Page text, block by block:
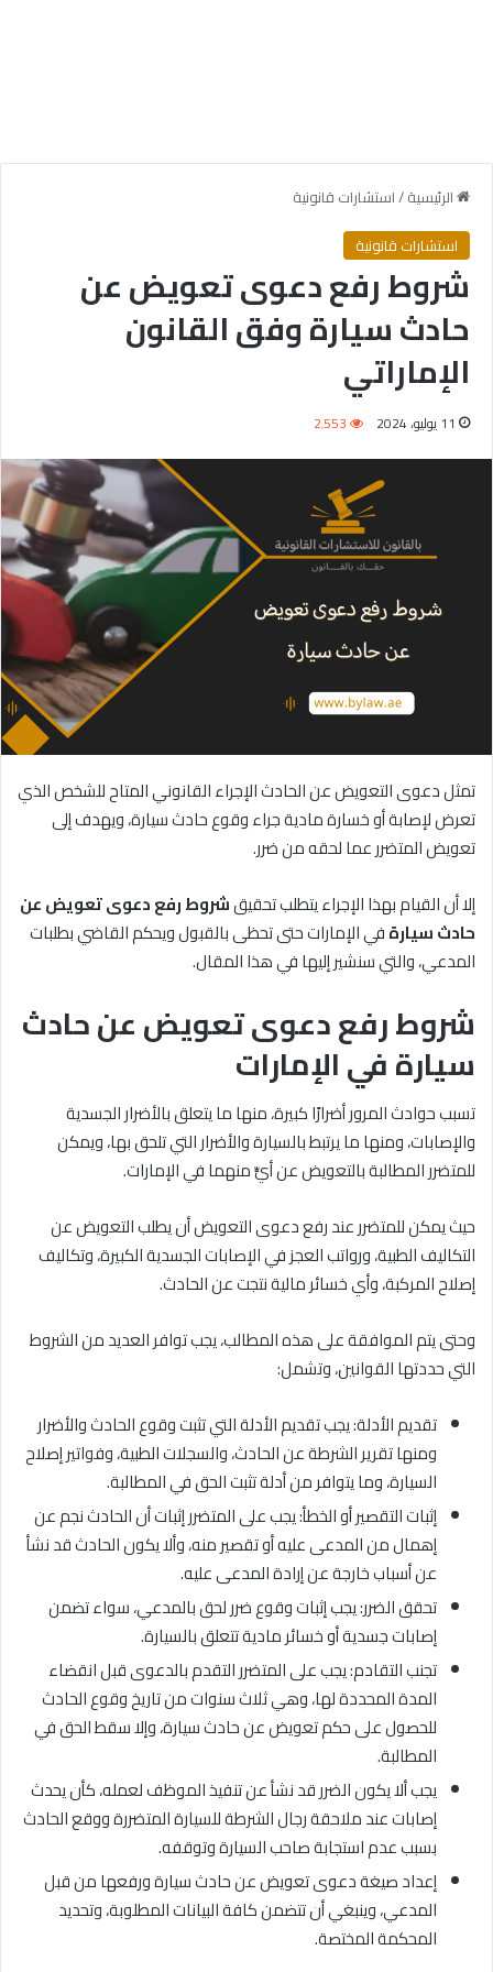
الرئيسية/استشارات قانونية
استشارات قانونية
شروط رفع دعوى تعويض عن
حادث سيارة وفق القانون
الإماراتي
11 يوليو، 2024 2٬553
تمثل دعوى التعويض عن الحادث الإجراء القانوني المتاح للشخص الذي
تعرض لإصابة أو خسارة مادية جراء وقوع حادث سيارة، ويهدف إلى
تعويض المتضرر عما لحقه من ضرر.
إلا أن القيام بهذا الإجراء يتطلب تحقيقشروطرفعدعوىتعويضعن
حادثسيارةفي الإمارات حتى تحظى بالقبول ويحكم القاضي بطلبات
المدعي، والتي سنشير إليها في هذا المقال.
شروط رفع دعوى تعويض عن حادث
سيارة في الإمارات
تسبب حوادث المرور أضرارًا كبيرة، منها ما يتعلق بالأضرار الجسدية
والإصابات، ومنها ما يرتبط بالسيارة والأضرار التي تلحق بها، ويمكن
للمتضرر المطالبة بالتعويض عن أيٍّ منهما في الإمارات.
حيث يمكن للمتضرر عند رفع دعوى التعويض أن يطلب التعويض عن
التكاليف الطبية، ورواتب العجز في الإصابات الجسدية الكبيرة، وتكاليف
إصلاح المركبة، وأي خسائر مالية نتجت عن الحادث.
وحتى يتم الموافقة على هذه المطالب، يجب توافر العديد من الشروط
التي حددتها القوانين، وتشمل:
تقديم الأدلة: يجب تقديم الأدلة التي تثبت وقوع الحادث والأضرار
ومنها تقرير الشرطة عن الحادث، والسجلات الطبية، وفواتير إصلاح
السيارة، وما يتوافر من أدلة تثبت الحق في المطالبة.
إثبات التقصير أو الخطأ: يجب على المتضرر إثبات أن الحادث نجم عن
إهمال من المدعى عليه أو تقصير منه، وألا يكون الحادث قد نشأ
عن أسباب خارجة عن إرادة المدعى عليه.
تحقق الضرر: يجب إثبات وقوع ضرر لحق بالمدعي، سواء تضمن
إصابات جسدية أو خسائر مادية تتعلق بالسيارة.
تجنب التقادم: يجب على المتضرر التقدم بالدعوى قبل انقضاء
المدة المحددة لها، وهي ثلاث سنوات من تاريخ وقوع الحادث
للحصول على حكم تعويض عن حادث سيارة، وإلا سقط الحق في
المطالبة.
يجب ألا يكون الضرر قد نشأ عن تنفيذ الموظف لعمله، كأن يحدث
إصابات عند ملاحقة رجال الشرطة للسيارة المتضررة ووقع الحادث
بسبب عدم استجابة صاحب السيارة وتوقفه.
إعداد صيغة دعوى تعويض عن حادث سيارة ورفعها من قبل
المدعي، وينبغي أن تتضمن كافة البيانات المطلوبة، وتحديد
المحكمة المختصة.